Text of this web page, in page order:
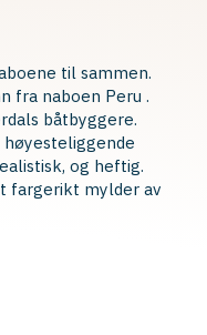
til sammen.
fra naboen Peru .
båtbyggere.
høyesteliggende
og heftig.
fargerikt mylder av